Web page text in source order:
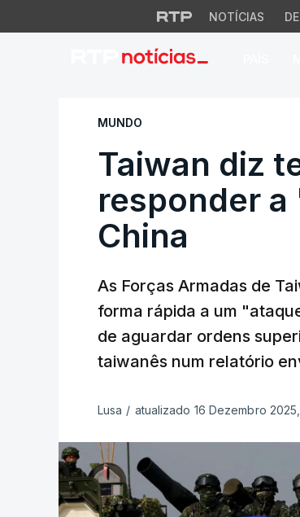
NOTÍCIAS
Taiwan diz
MUNDO
Taiwan diz
responder
China
As Forças Armadas de
forma rápida a um
de aguardar ordens
taiwanês num relatório
Lusa / atualizado 16 Dezembro